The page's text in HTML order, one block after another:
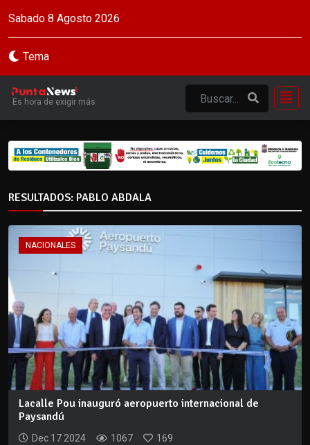
Sabado 8 Agosto 2026
Tema
Es hora de exigir más
RESULTADOS: PABLO ABDALA
NACIONALES
Lacalle Pou inauguró aeropuerto internacional de
Paysandú
Dec 17 2024 1067 169